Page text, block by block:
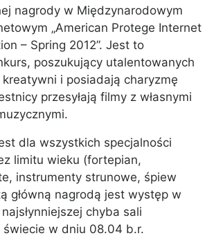
nagrody w Międzynarodowym
„American Protege Internet
– Spring 2012”. Jest to
poszukujący utalentowanych
i posiadają charyzmę
przesyłają filmy z własnymi
dla wszystkich specjalności
limitu wieku (fortepian,
instrumenty strunowe, śpiew
główną nagrodą jest występ w
chyba sali
w dniu 08.04 b.r.